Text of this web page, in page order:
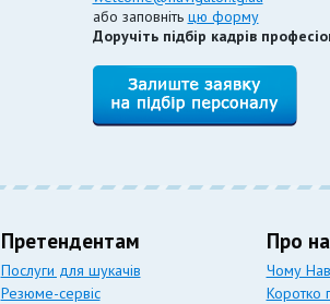
або заповніть цю форму
Доручіть підбір кадрів
Претендентам
Послуги для шукачів
Резюме-сервіс
Про
Чому
Коротко